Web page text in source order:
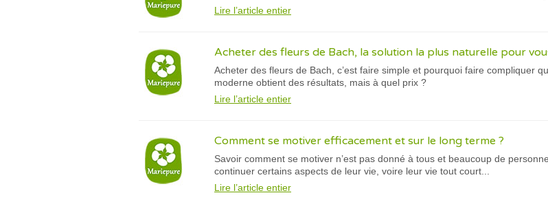
Lire l’article entier
Acheter des fleurs de Bach, la solution la plus naturelle pour
Acheter des fleurs de Bach, c’est faire simple et pourquoi faire compliquer
moderne obtient des résultats, mais à quel prix ?
Lire l’article entier
Comment se motiver efficacement et sur le long terme ?
Savoir comment se motiver n’est pas donné à tous et beaucoup de
continuer certains aspects de leur vie, voire leur vie tout court...
Lire l’article entier